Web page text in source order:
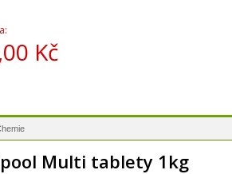
Kč
Multi tablety 1kg